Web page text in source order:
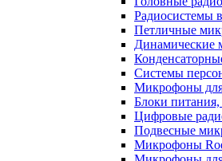
Радиосистемы
Петличные
Динамические
Системы
Микрофоны
Блоки питания,
Цифровые
Подвесные
Микрофоны